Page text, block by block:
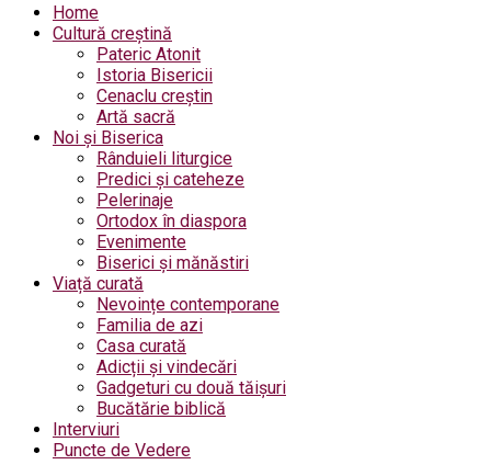
Home
Cultură creștină
Pateric Atonit
Istoria Bisericii
Cenaclu creștin
Artă sacră
Noi și Biserica
Rânduieli liturgice
Predici și cateheze
Pelerinaje
Ortodox în diaspora
Evenimente
Biserici și mănăstiri
Viață curată
Nevoințe contemporane
Familia de azi
Casa curată
Adicții și vindecări
Gadgeturi cu două tăișuri
Bucătărie biblică
Interviuri
Puncte de Vedere